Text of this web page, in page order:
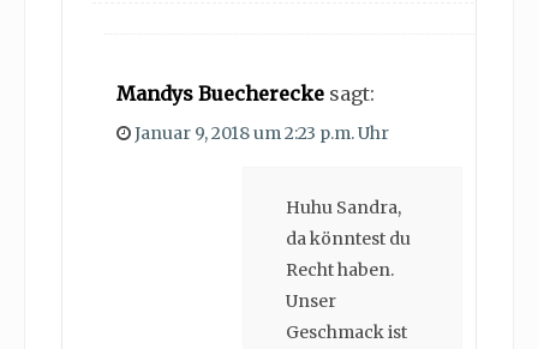
Mandys Buecherecke sagt:
Januar 9, 2018 um 2:23 p.m. Uhr
Huhu Sandra,
da könntest du
Recht haben.
Unser
Geschmack ist